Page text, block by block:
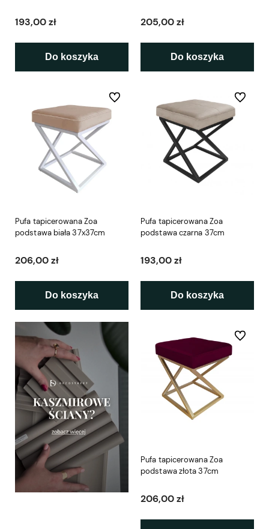
193,00 zł
Do koszyka
205,00 zł
Do koszyka
Pufa tapicerowana Zoa
podstawa biała 37x37cm
206,00 zł
Do koszyka
Do ulubionych
Pufa tapicerowana Zoa
podstawa czarna 37cm
193,00 zł
Do koszyka
Do
Pufa tapicerowana Zoa
podstawa złota 37cm
206,00 zł
Do